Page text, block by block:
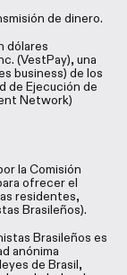
de dinero.
dólares
(VestPay), una
business) de los
de Ejecución de
Network)
la Comisión
ofrecer el
residentes,
Brasileños).
Brasileños es
anónima
de Brasil,